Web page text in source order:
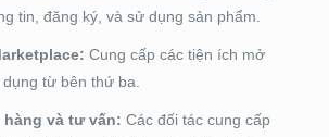
tin, đăng ký, và sử dụng sản phẩm.
Cung cấp các tiện ích mở
từ bên thứ ba.
và tư vấn: Các đối tác cung cấp